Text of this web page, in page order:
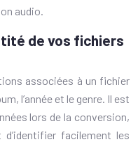
audio.
de vos fichiers
associées à un fichier
l’année et le genre. Il est
lors de la conversion,
d’identifier facilement les